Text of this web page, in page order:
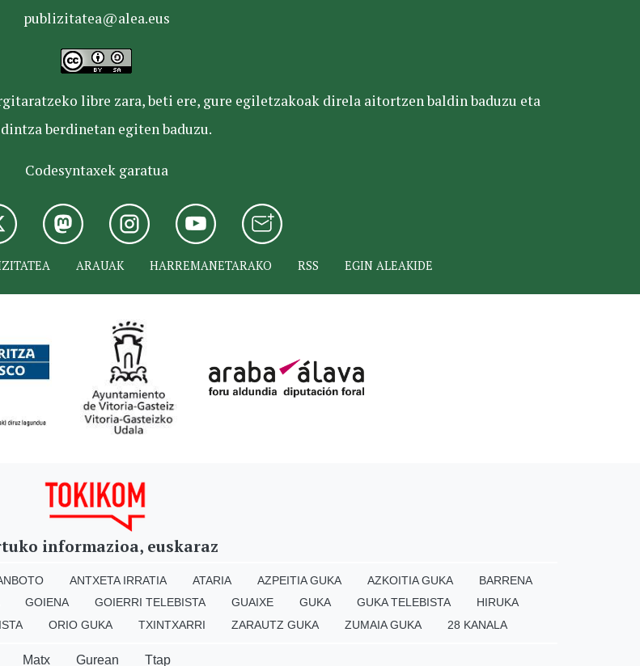
publizitatea@alea.eus
libre zara, beti ere, gure egiletzakoak direla aitortzen baldin baduzu eta
berdinetan egiten baduzu.
Codesyntaxek garatua
ARAUAK HARREMANETARAKO RSS EGIN ALEAKIDE
informazioa, euskaraz
ANTXETA IRRATIA ATARIA AZPEITIA GUKA AZKOITIA GUKA
BARRENA
GOIENA GOIERRI TELEBISTA GUAIXE GUKA GUKA TELEBISTA
HIRUKA
ORIO GUKA TXINTXARRI ZARAUTZ GUKA ZUMAIA GUKA 28 KANALA
Matx Gurean Ttap